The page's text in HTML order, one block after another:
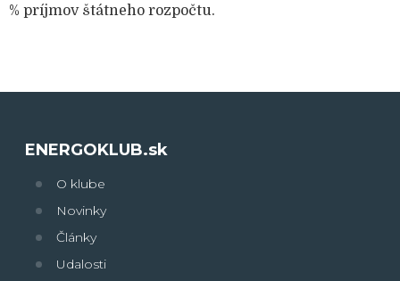
% príjmov štátneho rozpočtu.
ENERGOKLUB.sk
O klube
Novinky
Články
Udalosti